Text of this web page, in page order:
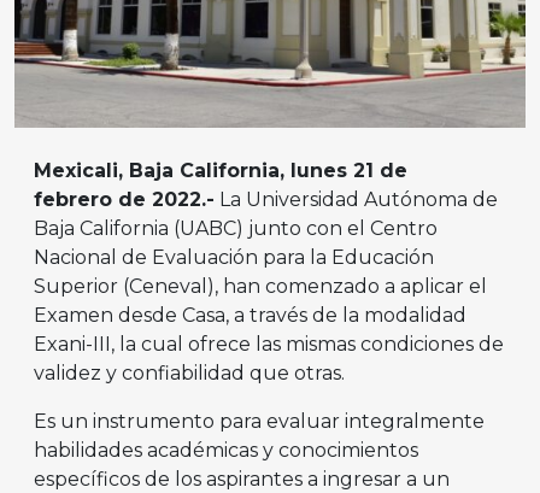
Mexicali, Baja California, lunes 21 de
febrero de 2022.- La Universidad Autónoma de
Baja California (UABC) junto con el Centro
Nacional de Evaluación para la Educación
Superior (Ceneval), han comenzado a aplicar el
Examen desde Casa, a través de la modalidad
Exani-III, la cual ofrece las mismas condiciones de
validez y confiabilidad que otras.
Es un instrumento para evaluar integralmente
habilidades académicas y conocimientos
específicos de los aspirantes a ingresar a un